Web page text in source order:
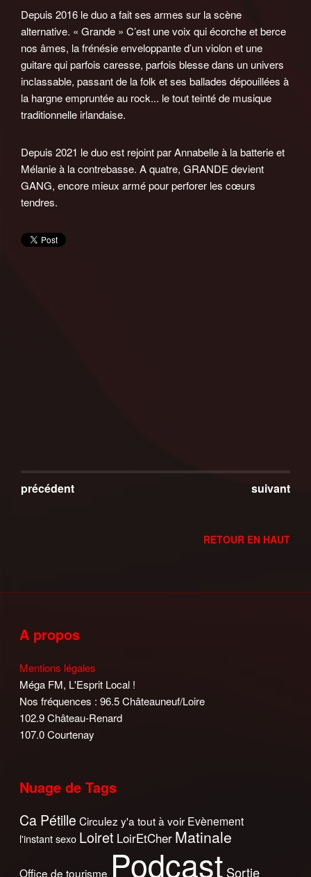
Depuis 2016 le duo a fait ses armes sur la scène
alternative. « Grande » C’est une voix qui écorche et berce
nos âmes, la frénésie enveloppante d’un violon et une
guitare qui parfois caresse, parfois blesse dans un univers
inclassable, passant de la folk et ses ballades dépouillées à
la hargne empruntée au rock... le tout teinté de musique
traditionnelle irlandaise.
Depuis 2021 le duo est rejoint par Annabelle à la batterie et
Mélanie à la contrebasse. A quatre, GRANDE devient
GANG, encore mieux armé pour perforer les cœurs
tendres.
précédent suivant
RETOUR EN HAUT
A propos
Mentions légales
Méga FM, L'Esprit Local !
Nos fréquences : 96.5 Châteauneuf/Loire
102.9 Château-Renard
107.0 Courtenay
Nuage de Tags
Ca Pétille Circulez y'a tout à voir Evènement
l'instant sexo Loiret LoirEtCher Matinale
Office de tourisme Podcast Sortie